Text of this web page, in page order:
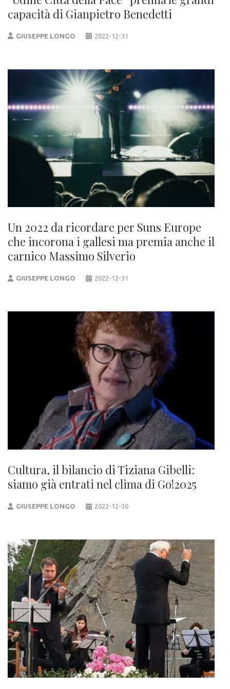
capacità di Gianpietro Benedetti
GIUSEPPE LONGO 2022-12-31
Un 2022 da ricordare per Suns Europe
che incorona i gallesi ma premia anche il
carnico Massimo Silverio
GIUSEPPE LONGO 2022-12-31
Cultura, il bilancio di Tiziana Gibelli:
siamo già entrati nel clima di Go!2025
GIUSEPPE LONGO 2022-12-30